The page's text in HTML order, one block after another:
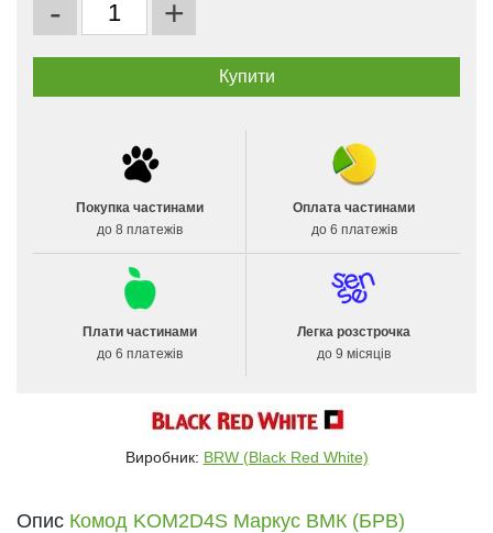
- +
Покупка частинами
до 8 платежів
Оплата частинами
до 6 платежів
Плати частинами
до 6 платежів
Легка розстрочка
до 9 місяців
Виробник: BRW (Black Red White)
Опис Комод KOM2D4S Маркус ВМК (БРВ)